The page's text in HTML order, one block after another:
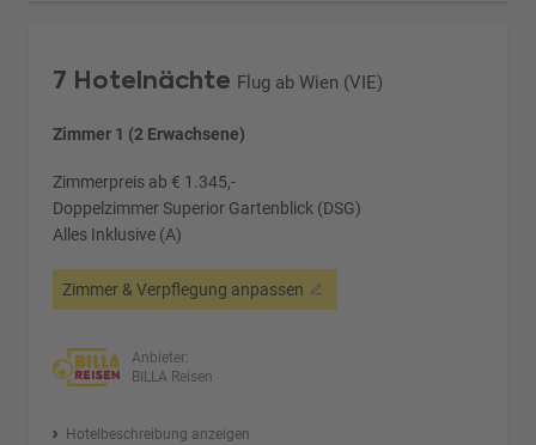
7 Hotelnächte Flug ab Wien (VIE)
Zimmer 1 (2 Erwachsene)
Zimmerpreis ab € 1.345,-
Doppelzimmer Superior Gartenblick (DSG)
Alles Inklusive (A)
Zimmer & Verpflegung anpassen
Anbieter:
BILLA Reisen
Hotelbeschreibung anzeigen